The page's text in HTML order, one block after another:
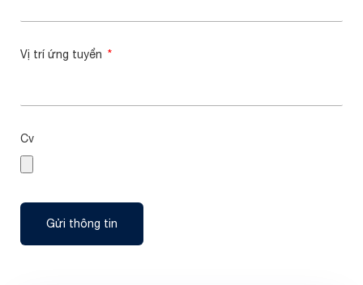
Vị trí ứng tuyển
Cv
Gửi thông tin